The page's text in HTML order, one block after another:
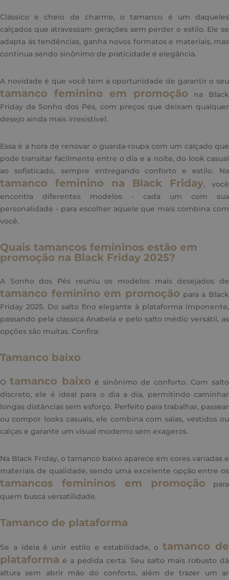
Clássico e cheio de charme, o tamanco é um daqueles
calçados que atravessam gerações sem perder o estilo. Ele se
adapta às tendências, ganha novos formatos e materiais, mas
continua sendo sinônimo de praticidade e elegância.
A novidade é que você tem a oportunidade de garantir o seu
tamanco feminino em promoção na Black
Friday da Sonho dos Pés, com preços que deixam qualquer
desejo ainda mais irresistível.
Essa é a hora de renovar o guarda-roupa com um calçado que
pode transitar facilmente entre o dia e a noite, do look casual
ao sofisticado, sempre entregando conforto e estilo. Na
tamanco feminino na Black Friday, você
encontra diferentes modelos - cada um com sua
personalidade - para escolher aquele que mais combina com
você.
Quais tamancos femininos estão em
promoção na Black Friday 2025?
A Sonho dos Pés reuniu os modelos mais desejados de
tamanco feminino em promoção para a Black
Friday 2025. Do salto fino elegante à plataforma imponente,
passando pela clássica Anabela e pelo salto médio versátil, as
opções são muitas. Confira:
Tamanco baixo
O tamanco baixo é sinônimo de conforto. Com salto
discreto, ele é ideal para o dia a dia, permitindo caminhar
longas distâncias sem esforço. Perfeito para trabalhar, passear
ou compor looks casuais, ele combina com saias, vestidos ou
calças e garante um visual moderno sem exageros.
Na Black Friday, o tamanco baixo aparece em cores variadas e
materiais de qualidade, sendo uma excelente opção entre os
tamancos femininos em promoção para
quem busca versatilidade.
Tamanco de plataforma
Se a ideia é unir estilo e estabilidade, otamanco de
plataforma é a pedida certa. Seu salto mais robusto dá
altura sem abrir mão do conforto, além de trazer um ar